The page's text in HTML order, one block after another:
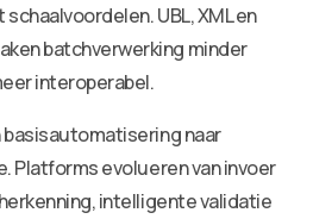
UBL, XML en
batchverwerking minder
interoperabel.
naar
Platforms evolueren van invoer
intelligente validatie